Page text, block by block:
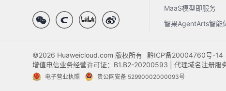
MaaS模型即服务
智果AgentArts智能
©2026 Huaweicloud.com 版权所有 黔ICP备20004760号-14
增值电信业务经营许可证：B1.B2-20200593 | 代理域名注册服
电子营业执照 贵公网安备 52990002000093号